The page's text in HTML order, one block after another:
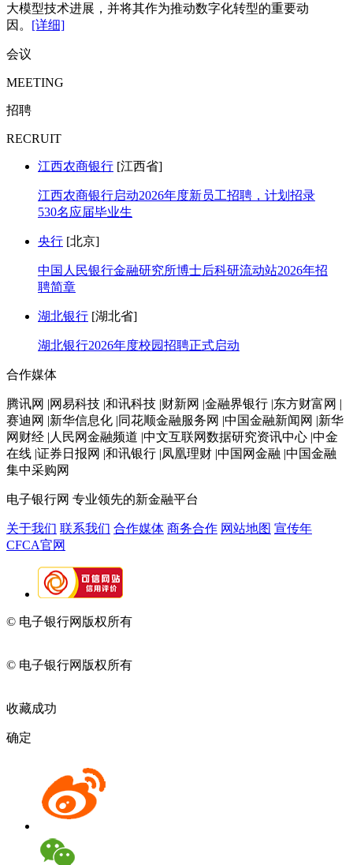
大模型技术进展，并将其作为推动数字化转型的重要动
因。 [详细]
会议
MEETING
招聘
RECRUIT
江西农商银行 [江西省]
江西农商银行启动2026年度新员工招聘，计划招录
530名应届毕业生
央行 [北京]
中国人民银行金融研究所博士后科研流动站2026年招
聘简章
湖北银行 [湖北省]
湖北银行2026年度校园招聘正式启动
合作媒体
腾讯网 |网易科技 |和讯科技 |财新网 |金融界银行 |东方财富网 |
赛迪网 |新华信息化 |同花顺金融服务网 |中国金融新闻网 |新华
网财经 |人民网金融频道 |中文互联网数据研究资讯中心 |中金
在线 |证券日报网 |和讯银行 |凤凰理财 |中国网金融 |中国金融
集中采购网
电子银行网 专业领先的新金融平台
关于我们 联系我们 合作媒体 商务合作 网站地图 宣传年
CFCA官网
© 电子银行网版权所有
© 电子银行网版权所有
收藏成功
确定